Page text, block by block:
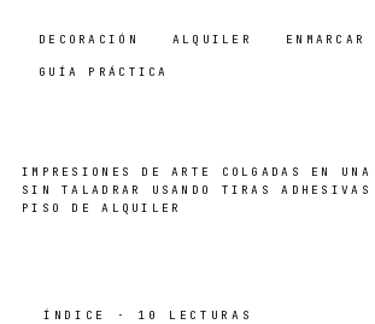
DECORACIÓN ALQUILER ENMARCAR
GUÍA PRÁCTICA
IMPRESIONES DE ARTE COLGADAS EN UNA
SIN TALADRAR USANDO TIRAS ADHESIVAS
PISO DE ALQUILER
ÍNDICE · 10 LECTURAS